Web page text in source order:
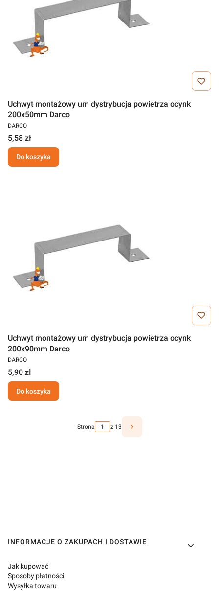
Uchwyt montażowy um dystrybucja powietrza ocynk
200x50mm Darco
DARCO
5,58 zł
Do koszyka
Uchwyt montażowy um dystrybucja powietrza ocynk
200x90mm Darco
DARCO
5,90 zł
Do koszyka
Strona z 13
Linki w stopce
INFORMACJE O ZAKUPACH I DOSTAWIE
Jak kupować
Sposoby płatności
Wysyłka towaru